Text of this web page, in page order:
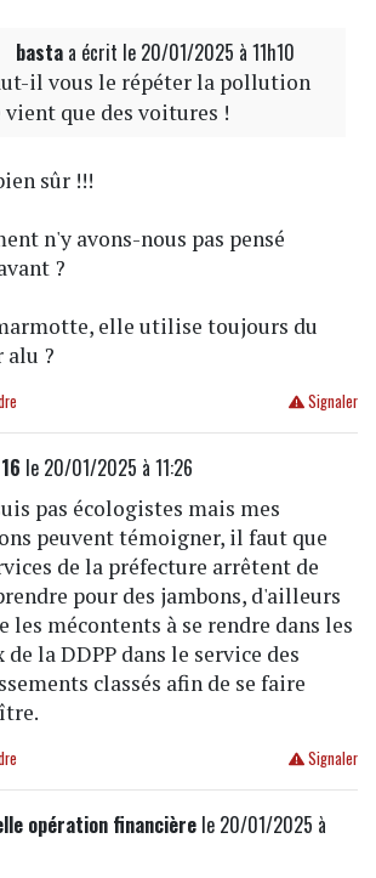
bastaa écrit le 20/01/2025 à 11h10
il vous le répéter la pollution
vient que des voitures !
sûr !!!
n'y avons-nous pas pensé
?
elle utilise toujours du
alu ?
Signaler
le 20/01/2025 à 11:26
pas écologistes mais mes
peuvent témoigner, il faut que
de la préfecture arrêtent de
pour des jambons, d'ailleurs
les mécontents à se rendre dans les
de la DDPP dans le service des
classés afin de se faire
Signaler
opération financièrele 20/01/2025 à